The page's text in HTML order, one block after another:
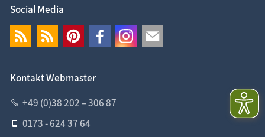
Social Media
Kontakt Webmaster
+49 (0)38 202 – 306 87
0173 - 624 37 64